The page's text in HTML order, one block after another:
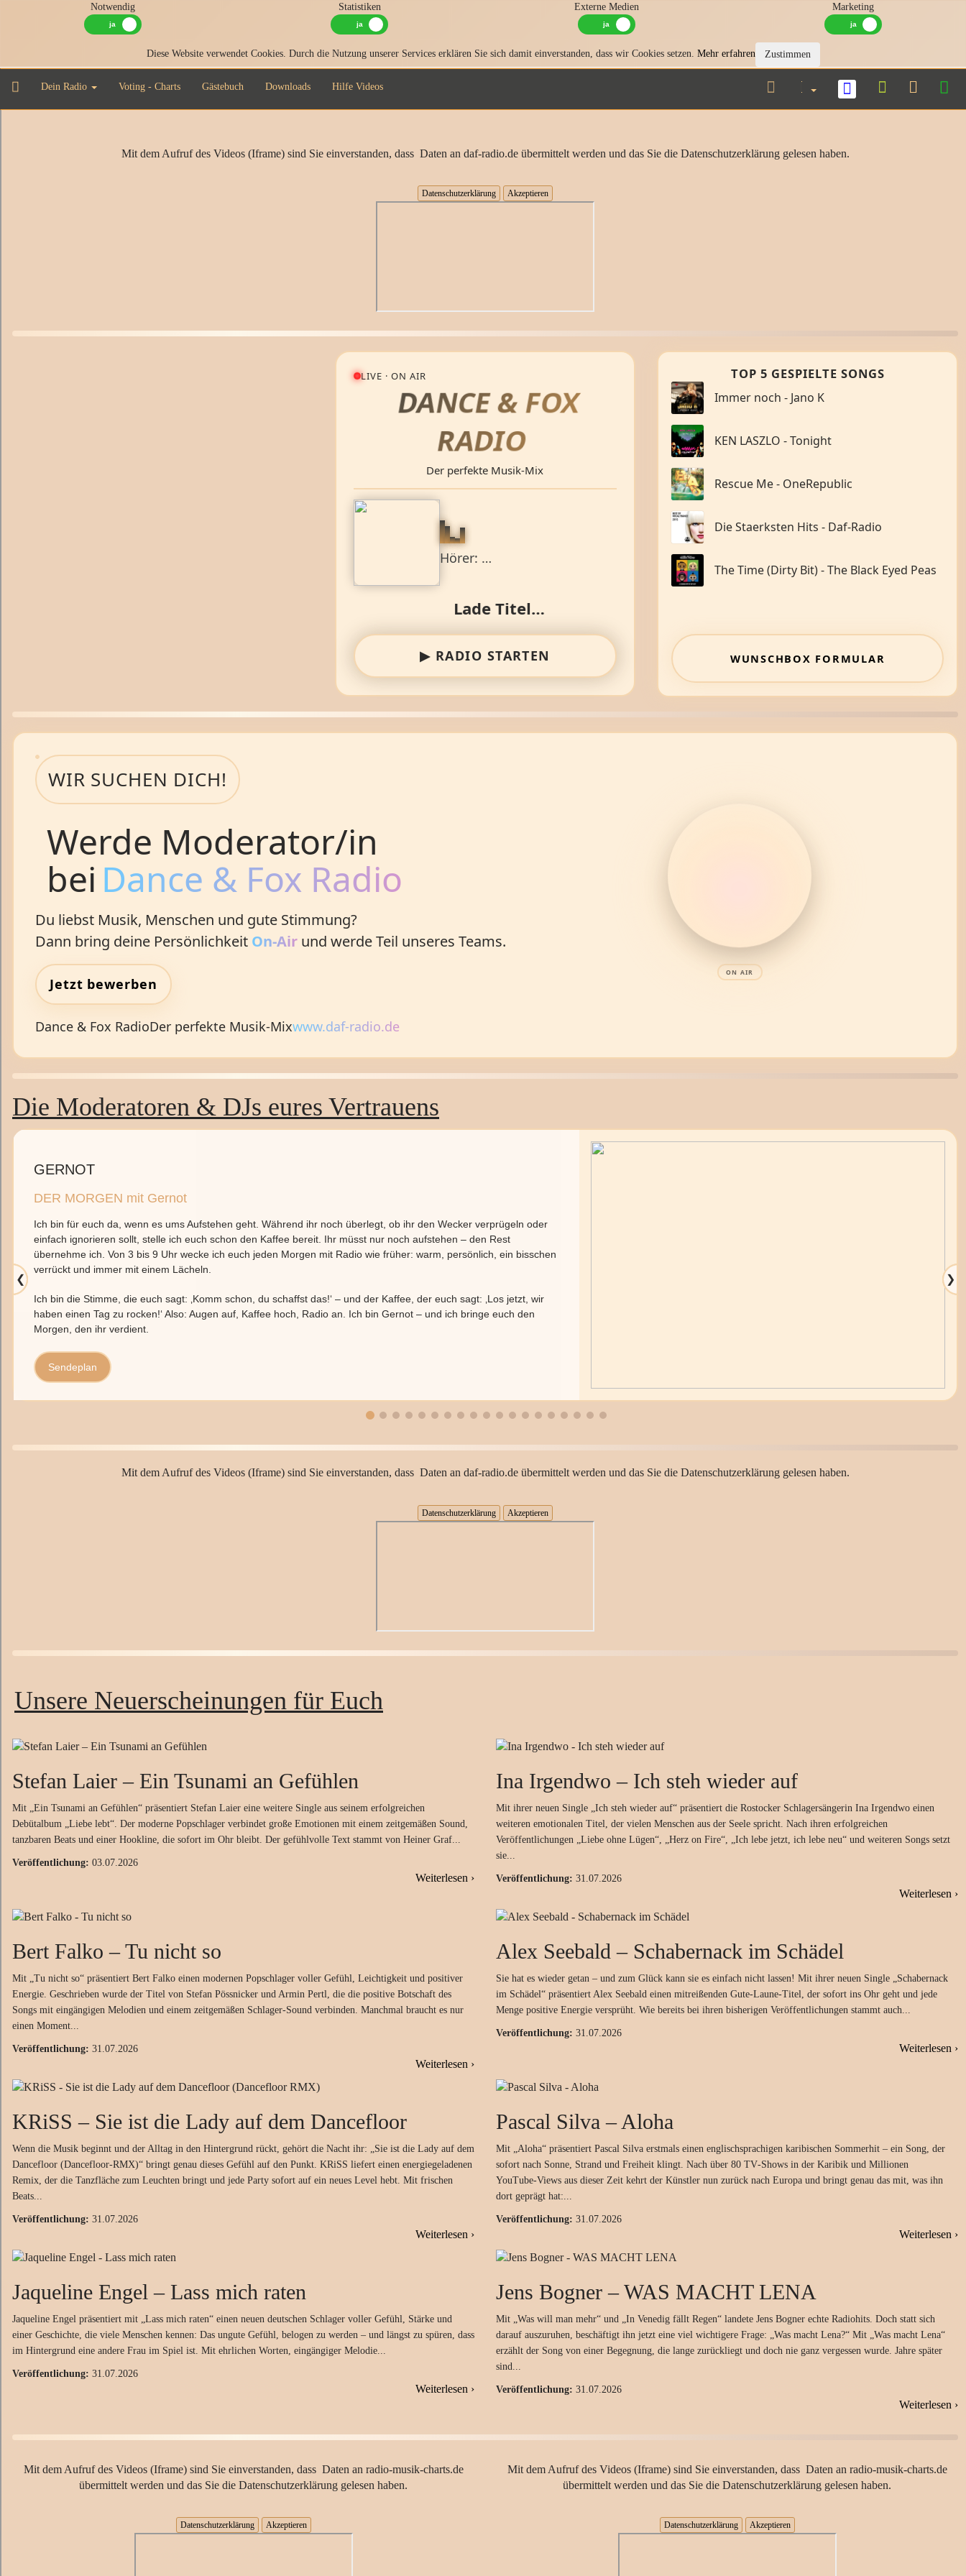
Notwendig Statistiken Externe Medien Marketing
Diese Website verwendet Cookies. Durch die Nutzung unserer Services erklären Sie sich damit einverstanden, dass wir Cookies setzen. Mehr erfahren Zustimmen
Dein Radio Voting - Charts Gästebuch Downloads Hilfe Videos
Mit dem Aufruf des Videos (Iframe) sind Sie einverstanden, dass Daten an daf-radio.de übermittelt werden und das Sie die Datenschutzerklärung gelesen haben.
Datenschutzerklärung
LIVE · ON AIR
DANCE &FOX
RADIO
Der perfekte Musik‑Mix
Hörer: …
Lade Titel…
▶ RADIO STARTEN
TOP 5 GESPIELTE SONGS
Immer noch - Jano K
KEN LASZLO - Tonight
Rescue Me - OneRepublic
Die Staerksten Hits - Daf-Radio
The Time (Dirty Bit) - The Black Eyed Peas
WUNSCHBOX FORMULAR
WIR SUCHEN DICH!
Werde Moderator/in
bei Dance & Fox Radio
Du liebst Musik, Menschen und gute Stimmung?
Dann bring deine Persönlichkeit On‑Air und werde Teil unseres Teams.
Jetzt bewerben
Dance & Fox RadioDer perfekte Musik‑Mixwww.daf-radio.de
ON AIR
Die Moderatoren & DJs eures Vertrauens
GERNOT
DER MORGEN mit Gernot
Ich bin für euch da, wenn es ums Aufstehen geht. Während ihr noch überlegt, ob ihr den Wecker verprügeln oder
einfach ignorieren sollt, stelle ich euch schon den Kaffee bereit. Ihr müsst nur noch aufstehen – den Rest
übernehme ich. Von 3 bis 9 Uhr wecke ich euch jeden Morgen mit Radio wie früher: warm, persönlich, ein bisschen
verrückt und immer mit einem Lächeln.
Ich bin die Stimme, die euch sagt: ‚Komm schon, du schaffst das!‘ – und der Kaffee, der euch sagt: ‚Los jetzt, wir
haben einen Tag zu rocken!‘ Also: Augen auf, Kaffee hoch, Radio an. Ich bin Gernot – und ich bringe euch den
Morgen, den ihr verdient.
Sendeplan
❮ ❯
Mit dem Aufruf des Videos (Iframe) sind Sie einverstanden, dass Daten an daf-radio.de übermittelt werden und das Sie die Datenschutzerklärung gelesen haben.
Datenschutzerklärung
Unsere Neuerscheinungen für Euch
Stefan Laier – Ein Tsunami an Gefühlen
Mit „Ein Tsunami an Gefühlen“ präsentiert Stefan Laier eine weitere Single aus seinem erfolgreichen
Debütalbum „Liebe lebt“. Der moderne Popschlager verbindet große Emotionen mit einem zeitgemäßen Sound,
tanzbaren Beats und einer Hookline, die sofort im Ohr bleibt. Der gefühlvolle Text stammt von Heiner Graf...
Veröffentlichung: 03.07.2026
Weiterlesen ›
Ina Irgendwo – Ich steh wieder auf
Mit ihrer neuen Single „Ich steh wieder auf“ präsentiert die Rostocker Schlagersängerin Ina Irgendwo einen
weiteren emotionalen Titel, der vielen Menschen aus der Seele spricht. Nach ihren erfolgreichen
Veröffentlichungen „Liebe ohne Lügen“, „Herz on Fire“, „Ich lebe jetzt, ich lebe neu“ und weiteren Songs setzt
sie...
Veröffentlichung: 31.07.2026
Weiterlesen ›
Bert Falko –Tu nicht so
Mit „Tu nicht so“ präsentiert Bert Falko einen modernen Popschlager voller Gefühl, Leichtigkeit und positiver
Energie. Geschrieben wurde der Titel von Stefan Pössnicker und Armin Pertl, die die positive Botschaft des
Songs mit eingängigen Melodien und einem zeitgemäßen Schlager-Sound verbinden. Manchmal braucht es nur
einen Moment...
Veröffentlichung: 31.07.2026
Weiterlesen ›
Alex Seebald – Schabernack im Schädel
Sie hat es wieder getan – und zum Glück kann sie es einfach nicht lassen! Mit ihrer neuen Single „Schabernack
im Schädel“ präsentiert Alex Seebald einen mitreißenden Gute-Laune-Titel, der sofort ins Ohr geht und jede
Menge positive Energie versprüht. Wie bereits bei ihren bisherigen Veröffentlichungen stammt auch...
Veröffentlichung: 31.07.2026
Weiterlesen ›
KRiSS – Sie ist die Lady auf dem Dancefloor
Wenn die Musik beginnt und der Alltag in den Hintergrund rückt, gehört die Nacht ihr: „Sie ist die Lady auf dem
Dancefloor (Dancefloor‑RMX)“ bringt genau dieses Gefühl auf den Punkt. KRiSS liefert einen energiegeladenen
Remix, der die Tanzfläche zum Leuchten bringt und jede Party sofort auf ein neues Level hebt. Mit frischen
Beats...
Veröffentlichung: 31.07.2026
Weiterlesen ›
Pascal Silva – Aloha
Mit „Aloha“ präsentiert Pascal Silva erstmals einen englischsprachigen karibischen Sommerhit – ein Song, der
sofort nach Sonne, Strand und Freiheit klingt. Nach über 80 TV‑Shows in der Karibik und Millionen
YouTube‑Views aus dieser Zeit kehrt der Künstler nun zurück nach Europa und bringt genau das mit, was ihn
dort geprägt hat:...
Veröffentlichung: 31.07.2026
Weiterlesen ›
Jaqueline Engel – Lass mich raten
Jaqueline Engel präsentiert mit „Lass mich raten“ einen neuen deutschen Schlager voller Gefühl, Stärke und
einer Geschichte, die viele Menschen kennen: Das ungute Gefühl, belogen zu werden – und längst zu spüren, dass
im Hintergrund eine andere Frau im Spiel ist. Mit ehrlichen Worten, eingängiger Melodie...
Veröffentlichung: 31.07.2026
Weiterlesen ›
Jens Bogner –WAS MACHT LENA
Mit „Was will man mehr“ und „In Venedig fällt Regen“ landete Jens Bogner echte Radiohits. Doch statt sich
darauf auszuruhen, beschäftigt ihn jetzt eine viel wichtigere Frage: „Was macht Lena?“ Mit „Was macht Lena“
erzählt der Song von einer Begegnung, die lange zurückliegt und doch nie ganz vergessen wurde. Jahre später
sind...
Veröffentlichung: 31.07.2026
Weiterlesen ›
Mit dem Aufruf des Videos (Iframe) sind Sie einverstanden, dass Daten an radio-musik-charts.de
übermittelt werden und das Sie die Datenschutzerklärung gelesen haben.
Datenschutzerklärung
Mit dem Aufruf des Videos (Iframe) sind Sie einverstanden, dass Daten an radio-musik-charts.de
übermittelt werden und das Sie die Datenschutzerklärung gelesen haben.
Datenschutzerklärung